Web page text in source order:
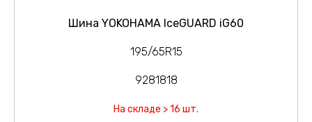
Шина YOKOHAMA IceGUARD iG60
195/65R15
9281818
На складе > 16 шт.